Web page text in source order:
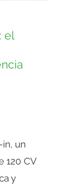
el
un
120 CV
y